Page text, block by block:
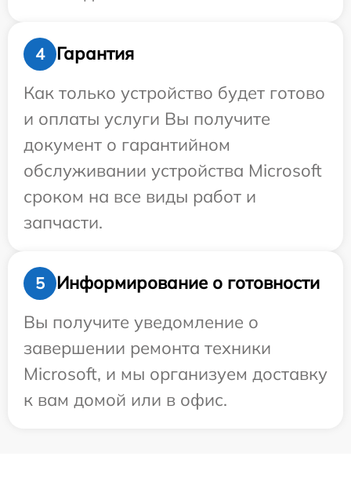
4
Гарантия
Как только устройство будет готово
и оплаты услуги Вы получите
документ о гарантийном
обслуживании устройства Microsoft
сроком на все виды работ и
запчасти.
5
Информирование о готовности
Вы получите уведомление о
завершении ремонта техники
Microsoft, и мы организуем доставку
к вам домой или в офис.